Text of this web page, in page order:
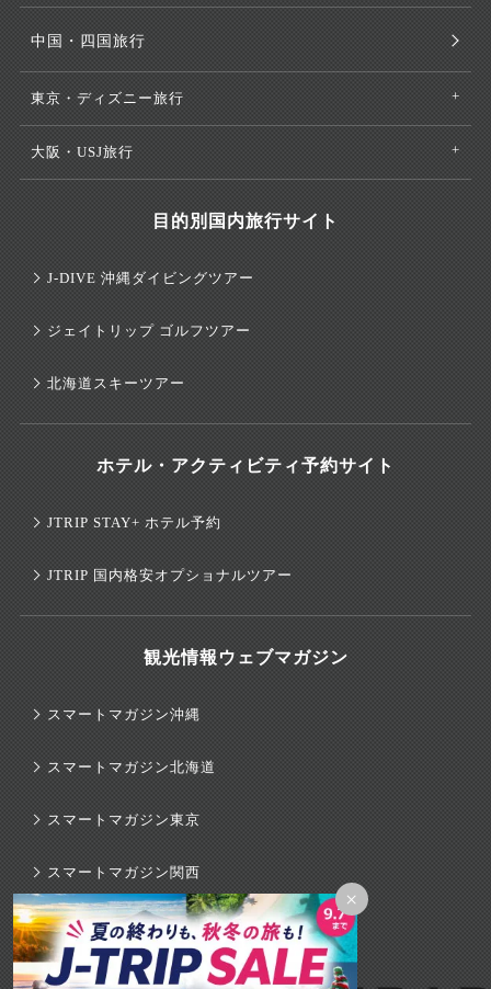
×
中国・四国旅行
東京・ディズニー旅行
大阪・USJ旅行
目的別国内旅行サイト
J-DIVE 沖縄ダイビングツアー
ジェイトリップ ゴルフツアー
北海道スキーツアー
ホテル・アクティビティ予約サイト
JTRIP STAY+ ホテル予約
JTRIP 国内格安オプショナルツアー
観光情報ウェブマガジン
スマートマガジン沖縄
スマートマガジン北海道
スマートマガジン東京
スマートマガジン関西
スマートマガジンハワイ
旅行のマニュアル